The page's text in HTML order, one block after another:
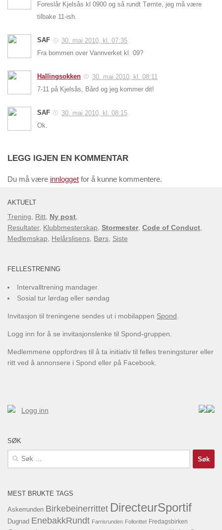
Foreslår Kjelsås kl 0900 og så rundt Tømte, jeg må være
tilbake 11-ish.
SAF
30. mai 2010, kl. 07:35
Fra bommen over Vannverket kl. 09?
Hallingsokken
30. mai 2010, kl. 08:11
7-11 på Kjelsås, Bård og jeg kommer dit!
SAF
30. mai 2010, kl. 08:15
Ok.
LEGG IGJEN EN KOMMENTAR
Du må være innlogget for å kunne kommentere.
AKTUELT
Trening Ritt Ny post
Resultater, Klubbmesterskap Stormester, Code of Conduct
Medlemskap
Helårslisens Børs Siste
FELLESTRENING
Intervalltrening mandager.
Sosial tur lørdag eller søndag
Invitasjon til treningene sendes ut i mobilappen Spond
Logg inn for å se invitasjonslenke til Spond-gruppen.
Medlemmene oppfordres til å ta initiativ til felles treningsturer eller
ritt ved å annonsere i Spond eller på Facebook.
Logg inn
SØK
Søk
etter:
MEST BRUKTE TAGS
Askerrunden Birkebeinerrittet DirecteurSportif
Dugnad EnebakkRundt Farrisrunden Follorittet Fredagsbirken